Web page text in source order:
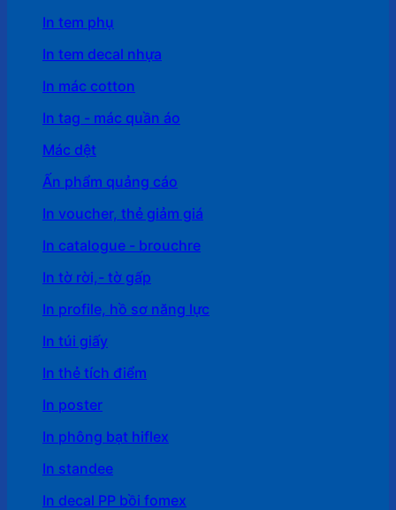
In tem phụ
In tem decal nhựa
In mác cotton
In tag - mác quần áo
Mác dệt
Ấn phẩm quảng cáo
In voucher, thẻ giảm giá
In catalogue - brouchre
In tờ rời,- tờ gấp
In profile, hồ sơ năng lực
In túi giấy
In thẻ tích điểm
In poster
In phông bạt hiflex
In standee
In decal PP bồi fomex